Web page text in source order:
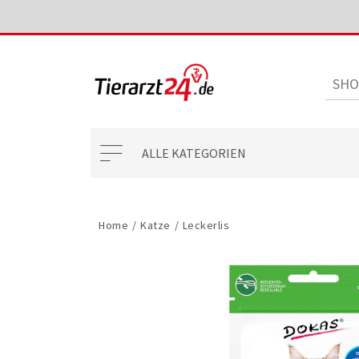
ALLE KATEGORIEN
Home / Katze / Leckerlis